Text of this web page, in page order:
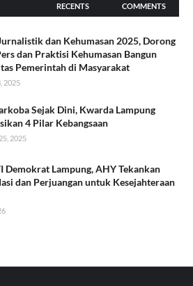
RECENTS COMMENTS
dan Kehumasan 2025, Dorong
dan Praktisi Kehumasan Bangun
Pemerintah di Masyarakat
2025
Sejak Dini, Kwarda Lampung
4 Pilar Kebangsaan
2025
Demokrat Lampung, AHY Tekankan
dan Perjuangan untuk Kesejahteraan